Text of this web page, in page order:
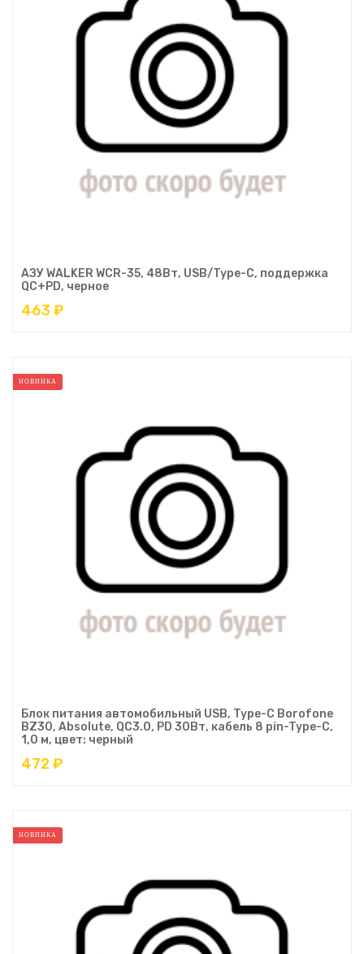
АЗУ WALKER WCR-35, 48Вт, USB/Type-C, поддержка
QC+PD, черное
463 ₽
НОВИНКА
Блок питания автомобильный USB, Type-C Borofone
BZ30, Absolute, QC3.0, PD 30Вт, кабель 8 pin-Type-C,
1,0 м, цвет: черный
472 ₽
НОВИНКА